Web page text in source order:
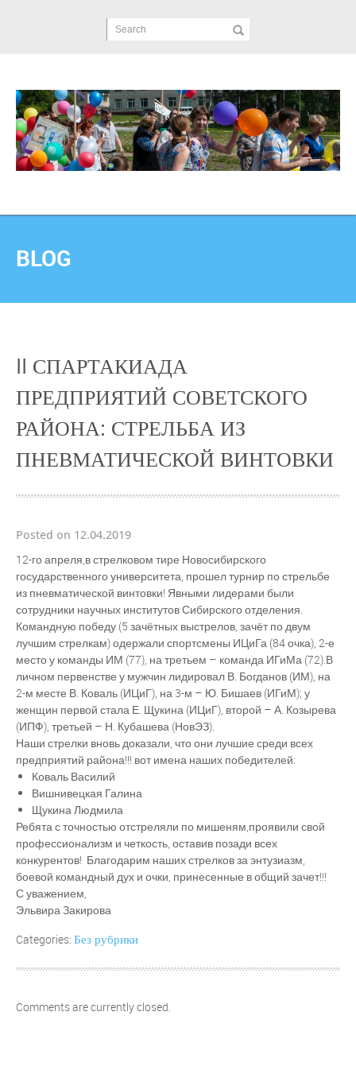
Search
BLOG
II СПАРТАКИАДА
ПРЕДПРИЯТИЙ СОВЕТСКОГО
РАЙОНА: СТРЕЛЬБА ИЗ
ПНЕВМАТИЧЕСКОЙ ВИНТОВКИ
Posted on 12.04.2019
12-го апреля,в стрелковом тире Новосибирского
государственного университета, прошел турнир по стрельбе
из пневматической винтовки! Явными лидерами были
сотрудники научных институтов Сибирского отделения.
Командную победу (5 зачётных выстрелов, зачёт по двум
лучшим стрелкам) одержали спортсмены ИЦиГа (84 очка), 2-е
место у команды ИМ (77), на третьем – команда ИГиМа (72).В
личном первенстве у мужчин лидировал В. Богданов (ИМ), на
2-м месте В. Коваль (ИЦиГ), на 3-м – Ю. Бишаев (ИГиМ); у
женщин первой стала Е. Щукина (ИЦиГ), второй – А. Козырева
(ИПФ), третьей – Н. Кубашева (НовЭЗ).
Наши стрелки вновь доказали, что они лучшие среди всех
предприятий района!!! вот имена наших победителей:
Коваль Василий
Вишнивецкая Галина
Щукина Людмила
Ребята с точностью отстреляли по мишеням,проявили свой
профессионализм и четкость, оставив позади всех
конкурентов! Благодарим наших стрелков за энтузиазм,
боевой командный дух и очки, принесенные в общий зачет!!!
С уважением,
Эльвира Закирова
Categories: Без рубрики
Comments are currently closed.